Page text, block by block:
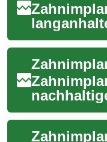
Brücken
Als
Brücken
künstliche